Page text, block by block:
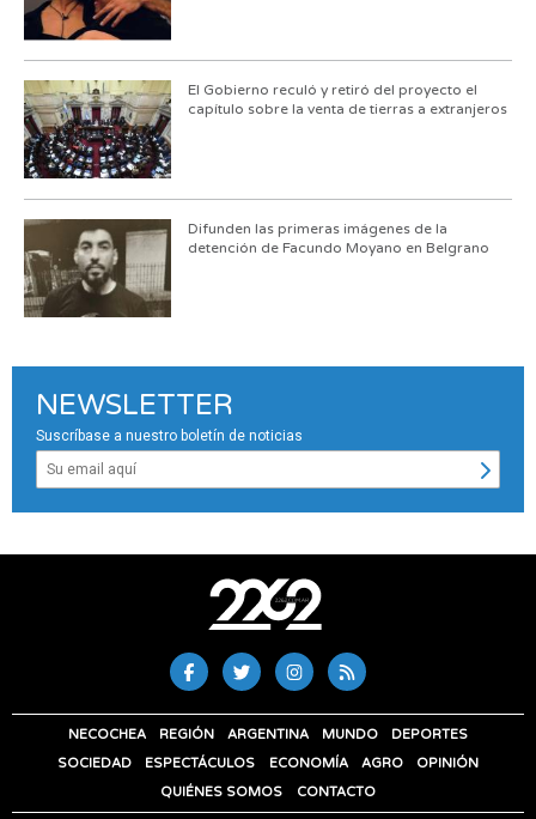
El Gobierno reculó y retiró del proyecto el
capítulo sobre la venta de tierras a extranjeros
Difunden las primeras imágenes de la
detención de Facundo Moyano en Belgrano
NEWSLETTER
Suscríbase a nuestro boletín de noticias
NECOCHEA REGIÓN ARGENTINA MUNDO
DEPORTES
SOCIEDAD
ESPECTÁCULOS ECONOMÍA AGRO
OPINIÓN
QUIÉNES SOMOS
CONTACTO